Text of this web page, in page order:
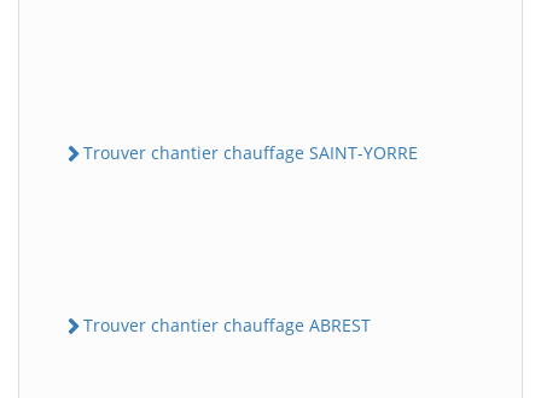
Trouver chantier chauffage SAINT-YORRE
Trouver chantier chauffage ABREST